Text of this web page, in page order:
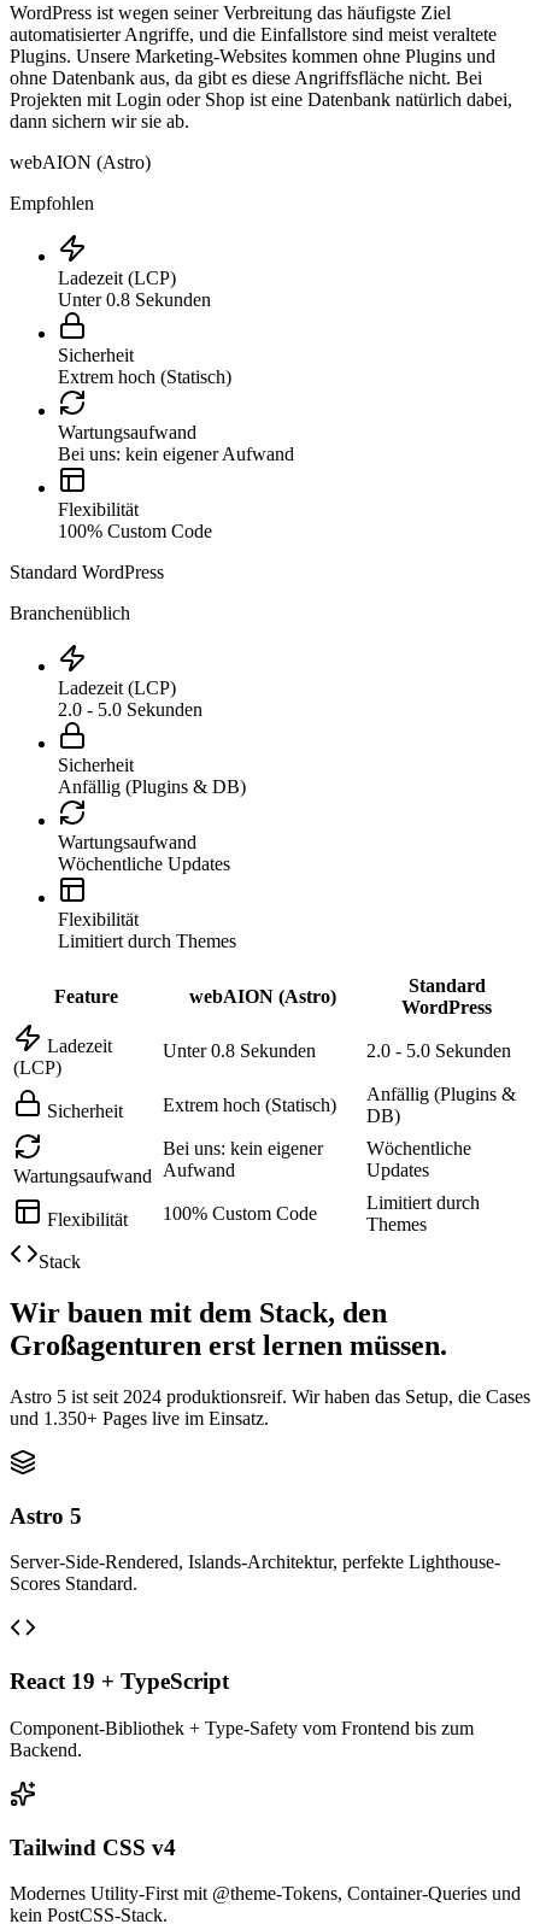
WordPress ist wegen seiner Verbreitung das häufigste Ziel
automatisierter Angriffe, und die Einfallstore sind meist veraltete
Plugins. Unsere Marketing-Websites kommen ohne Plugins und
ohne Datenbank aus, da gibt es diese Angriffsfläche nicht. Bei
Projekten mit Login oder Shop ist eine Datenbank natürlich dabei,
dann sichern wir sie ab.
webAION (Astro)
Empfohlen
Ladezeit (LCP)
Unter 0.8 Sekunden
Sicherheit
Extrem hoch (Statisch)
Wartungsaufwand
Bei uns: kein eigener Aufwand
Flexibilität
100% Custom Code
Standard WordPress
Branchenüblich
Ladezeit (LCP)
2.0 - 5.0 Sekunden
Sicherheit
Anfällig (Plugins & DB)
Wartungsaufwand
Wöchentliche Updates
Flexibilität
Limitiert durch Themes
Feature webAION (Astro)
Standard
WordPress
Ladezeit
(LCP)
Unter 0.8 Sekunden 2.0 - 5.0 Sekunden
Sicherheit Extrem hoch (Statisch)
Anfällig (Plugins &
DB)
Wartungsaufwand
Bei uns: kein eigener
Aufwand
Wöchentliche
Updates
Flexibilität 100% Custom Code
Limitiert durch
Themes
Stack
Wir bauen mit dem Stack, den
Großagenturen erst lernen müssen.
Astro 5 ist seit 2024 produktionsreif. Wir haben das Setup, die Cases
und 1.350+ Pages live im Einsatz.
Astro 5
Server-Side-Rendered, Islands-Architektur, perfekte Lighthouse-
Scores Standard.
React 19 + TypeScript
Component-Bibliothek + Type-Safety vom Frontend bis zum
Backend.
Tailwind CSS v4
Modernes Utility-First mit @theme-Tokens, Container-Queries und
kein PostCSS-Stack.